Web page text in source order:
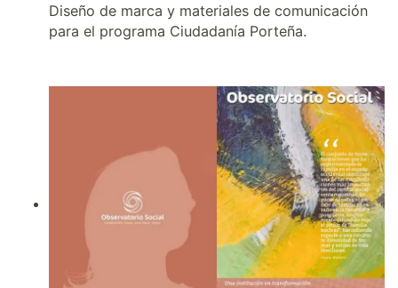
Diseño de marca y materiales de comunicación
para el programa Ciudadanía Porteña.